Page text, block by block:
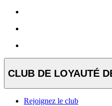
CLUB DE LOYAUTÉ
Rejoignez le club